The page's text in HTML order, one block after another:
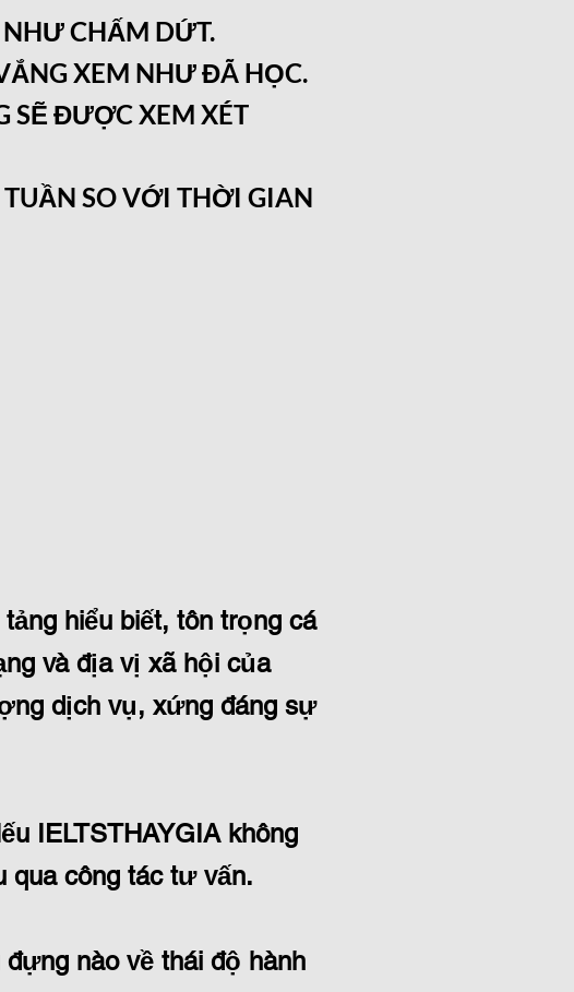
CHẤM DỨT.
XEM NHƯ ĐÃ HỌC.
SẼ ĐƯỢC XEM XÉT
SO VỚI THỜI GIAN
hiểu biết, tôn trọng cá
và địa vị xã hội của
dịch vụ, xứng đáng sự
IELTSTHAYGIA không
qua công tác tư vấn.
đựng nào về thái độ hành